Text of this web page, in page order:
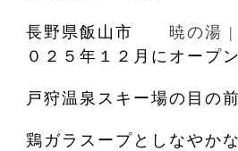
長野県飯山市 暁の湯 |
０２５年１２月にオープン
戸狩温泉スキー場の目の
鶏ガラスープとしなやか